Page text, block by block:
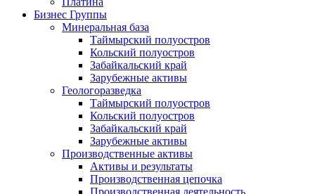
Бизнес Группы
Минеральная база
Таймырский полуостров
Кольский полуостров
Забайкальский край
Зарубежные активы
Геологоразведка
Таймырский полуостров
Кольский полуостров
Забайкальский край
Зарубежные активы
Производственные активы
Активы и результаты
Производственная цепочка
Производственная деятельность